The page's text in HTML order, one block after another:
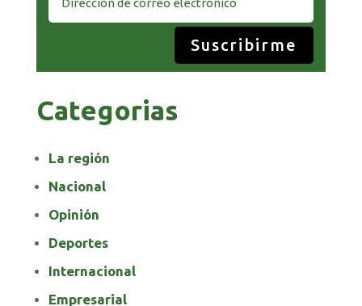
Suscribirme
Categorias
La región
Nacional
Opinión
Deportes
Internacional
Empresarial